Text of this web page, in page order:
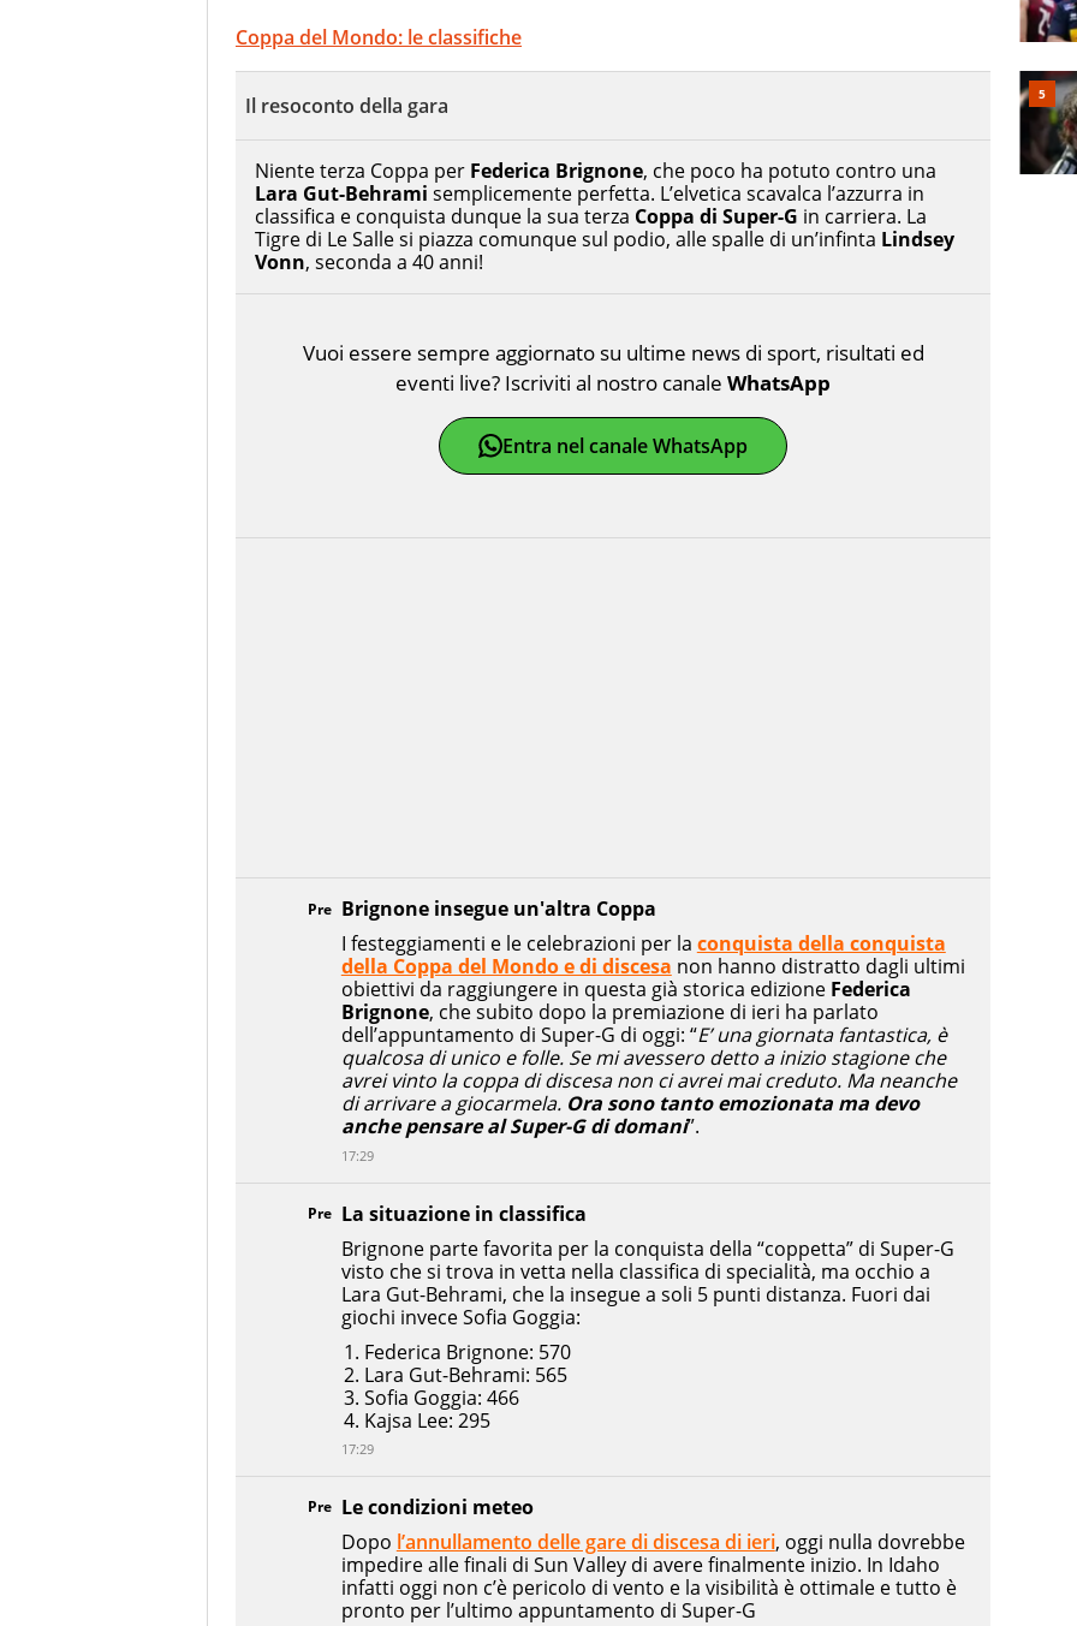
Coppa del Mondo: le classifiche
Il resoconto della gara
Niente terza Coppa per Federica Brignone, che poco ha potuto contro una
Lara Gut-Behrami semplicemente perfetta. L’elvetica scavalca l’azzurra in
classifica e conquista dunque la sua terza Coppa di Super-G in carriera. La
Tigre di Le Salle si piazza comunque sul podio, alle spalle di un’infinta Lindsey
Vonn, seconda a 40 anni!
Pre Le condizioni meteo
Dopo l’annullamento delle gare di discesa di ieri, oggi nulla dovrebbe
impedire alle finali di Sun Valley di avere finalmente inizio. In Idaho
infatti oggi non c’è pericolo di vento e la visibilità è ottimale e tutto è
pronto per l’ultimo appuntamento di Super-G
Pre La situazione in classifica
Brignone parte favorita per la conquista della “coppetta” di Super-G
visto che si trova in vetta nella classifica di specialità, ma occhio a
Lara Gut-Behrami, che la insegue a soli 5 punti distanza. Fuori dai
giochi invece Sofia Goggia:
Federica Brignone: 570
Lara Gut-Behrami: 565
Sofia Goggia: 466
Kajsa Lee: 295
17:29
Pre Brignone insegue un'altra Coppa
I festeggiamenti e le celebrazioni per la conquista della conquista
della Coppa del Mondo e di discesa non hanno distratto dagli ultimi
obiettivi da raggiungere in questa già storica edizione Federica
Brignone, che subito dopo la premiazione di ieri ha parlato
dell’appuntamento di Super-G di oggi: “E’ una giornata fantastica, è
qualcosa di unico e folle. Se mi avessero detto a inizio stagione che
avrei vinto la coppa di discesa non ci avrei mai creduto. Ma neanche
di arrivare a giocarmela. Ora sono tanto emozionata ma devo
anche pensare al Super-G di domani”.
17:29
Vuoi essere sempre aggiornato su ultime news di sport, risultati ed
eventi live? Iscriviti al nostro canale WhatsApp
Entra nel canale WhatsApp